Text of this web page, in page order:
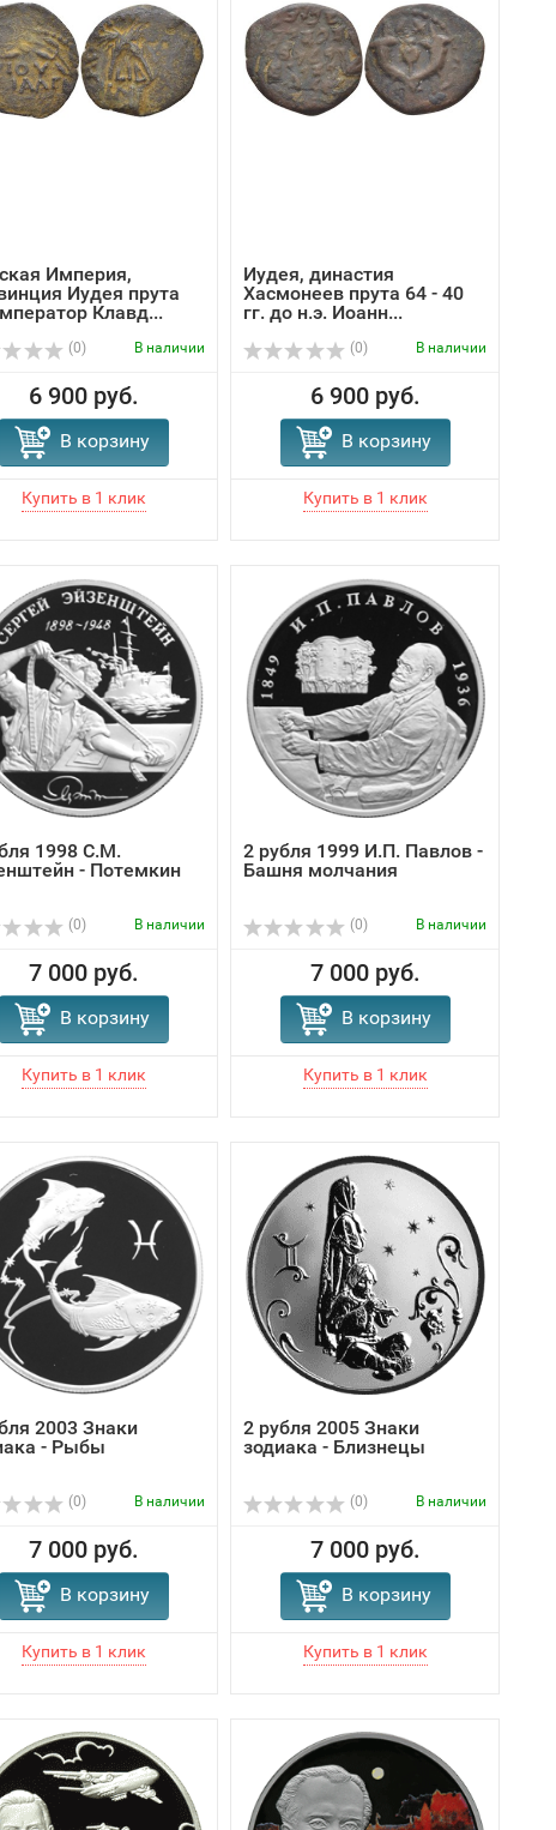
Империя,
Иудея прута
Клавд...
(0) В наличии
6 900 руб.
В корзину
Иудея, династия
Хасмонеев прута 64 - 40
гг. до н.э. Иоанн...
(0) В наличии
6 900 руб.
В корзину
1998 С.М.
- Потемкин
(0) В наличии
7 000 руб.
В корзину
2 рубля 1999 И.П. Павлов -
Башня молчания
(0) В наличии
7 000 руб.
В корзину
2003 Знаки
- Рыбы
(0) В наличии
7 000 руб.
В корзину
2 рубля 2005 Знаки
зодиака - Близнецы
(0) В наличии
7 000 руб.
В корзину